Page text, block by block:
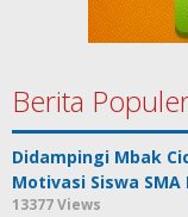
Berita
Didampingi Mbak
Motivasi Siswa
13377 Views